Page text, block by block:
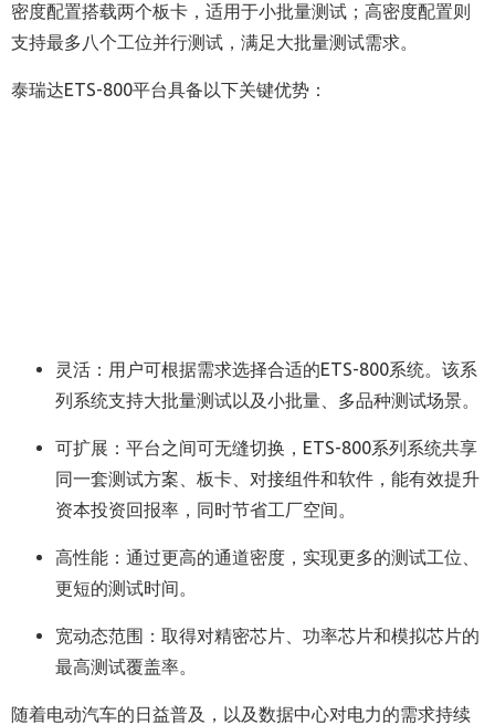
密度配置搭载两个板卡，适用于小批量测试；高密度配置则
支持最多八个工位并行测试，满足大批量测试需求。
泰瑞达ETS-800平台具备以下关键优势：
灵活：用户可根据需求选择合适的ETS-800系统。该系
列系统支持大批量测试以及小批量、多品种测试场景。
可扩展：平台之间可无缝切换，ETS-800系列系统共享
同一套测试方案、板卡、对接组件和软件，能有效提升
资本投资回报率，同时节省工厂空间。
高性能：通过更高的通道密度，实现更多的测试工位、
更短的测试时间。
宽动态范围：取得对精密芯片、功率芯片和模拟芯片的
最高测试覆盖率。
随着电动汽车的日益普及，以及数据中心对电力的需求持续